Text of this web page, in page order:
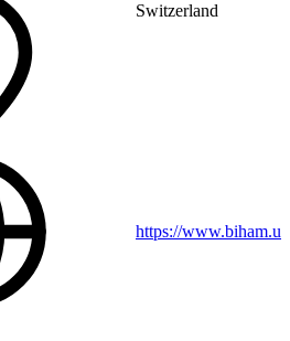
Switzerland
https://